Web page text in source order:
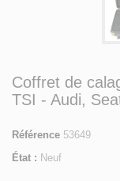
Coffret de
TSI - Audi,
Référence 53649
État : Neuf